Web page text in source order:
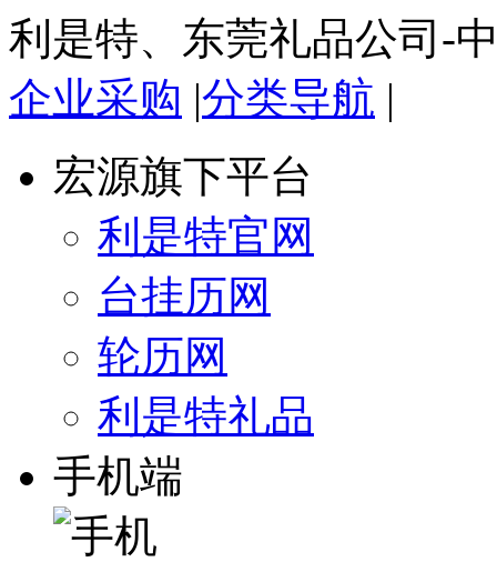
利是特、东莞礼品公司-
企业采购 |分类导航 |
宏源旗下平台
利是特官网
台挂历网
轮历网
利是特礼品
手机端